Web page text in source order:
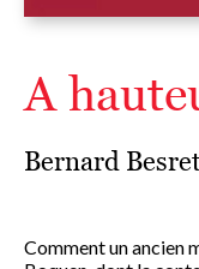
A
Bernard
Comment un ancien